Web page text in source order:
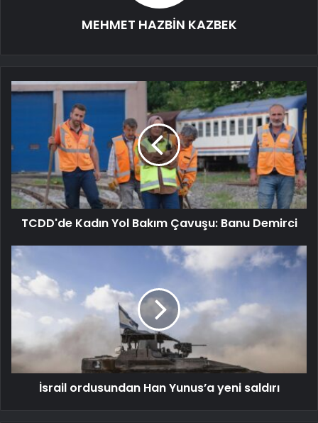
MEHMET HAZBİN KAZBEK
TCDD'de Kadın Yol Bakım Çavuşu: Banu Demirci
İsrail ordusundan Han Yunus’a yeni saldırı